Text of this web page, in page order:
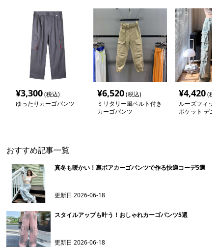
¥3,300(税込)
ゆったりカーゴパンツ
¥6,520(税込)
ミリタリー風ベルト付き
カーゴパンツ
¥4,420(税
ルーズフィッ
ポケット デニ
おすすめ記事一覧
真冬も暖かい！裏ボアカーゴパンツで作る快適コーデ5選
更新日2026-06-18
スタイルアップも叶う！おしゃれカーゴパンツ5選
更新日2026-06-18